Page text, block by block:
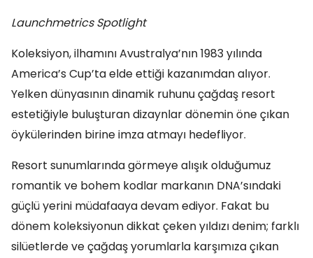
Launchmetrics Spotlight
Koleksiyon, ilhamını Avustralya’nın 1983 yılında
America’s Cup’ta elde ettiği kazanımdan alıyor.
Yelken dünyasının dinamik ruhunu çağdaş resort
estetiğiyle buluşturan dizaynlar dönemin öne çıkan
öykülerinden birine imza atmayı hedefliyor.
Resort sunumlarında görmeye alışık olduğumuz
romantik ve bohem kodlar markanın DNA’sındaki
güçlü yerini müdafaaya devam ediyor. Fakat bu
dönem koleksiyonun dikkat çeken yıldızı denim; farklı
silüetlerde ve çağdaş yorumlarla karşımıza çıkan